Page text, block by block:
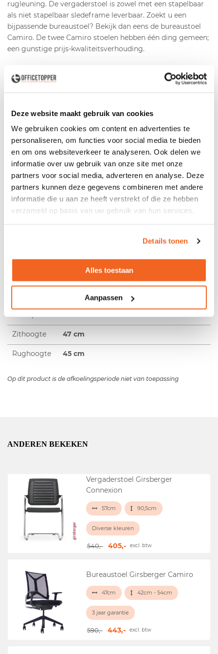
Deze website maakt gebruik van cookies
We gebruiken cookies om content en advertenties te
personaliseren, om functies voor social media te bieden
en om ons websiteverkeer te analyseren. Ook delen we
informatie over uw gebruik van onze site met onze
partners voor social media, adverteren en analyse. Deze
partners kunnen deze gegevens combineren met andere
informatie die u aan ze heeft verstrekt of die ze hebben
verzameld op basis van uw gebruik van hun services.
Details tonen
Alles toestaan
Aanpassen
rugleuning. De vergaderstoel is zowel met een stapelbaar
als niet stapelbaar sledeframe leverbaar. Zoekt u een
bijpassende bureaustoel? Bekijk dan eens de bureaustoel
Camiro. De twee Camiro stoelen hebben één ding gemeen;
een gunstige prijs-kwaliteitsverhouding.
Productspecificaties
Type Camiro
Design Martin Ballendat
Rug Netbespannen rug
Armleggers Geïntegreerde armleggers
Zitting Gestoffeerde zitting
Onderstel Metalen sledemodel onderstel
Keuze uit diverse Comfstyle-kleuren
Kleur
Keuze uit diverse Harlequin-kleuren
Zithoogte 47 cm
Rughoogte 45 cm
Op dit product is de afkoelingsperiode niet van toepassing
ANDEREN BEKEKEN
Vergaderstoel Girsberger
Connexion
57cm 90,5cm
Diverse kleuren
540,- 405,- excl. btw
Bureaustoel Girsberger Camiro
47cm 42cm - 54cm
3 jaar garantie
590,- 443,- excl. btw